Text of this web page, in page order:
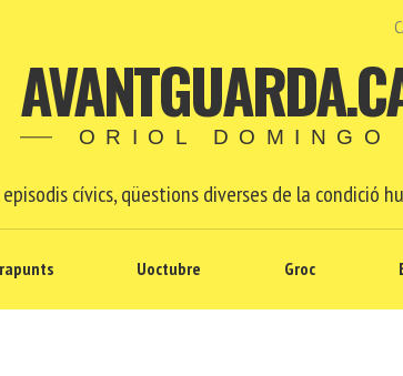
ORIOL DOMINGO
cívics, qüestions diverses de la condició
Uoctubre Groc